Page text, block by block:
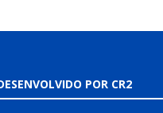
POR CR2